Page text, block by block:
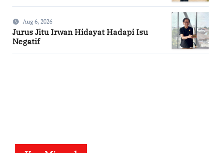
Aug 6, 2026
Jurus Jitu Irwan Hidayat Hadapi Isu
Negatif